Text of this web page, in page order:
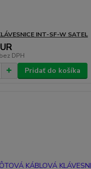
INT-SF-W SATEL
bez DPH
Pridať do košíka